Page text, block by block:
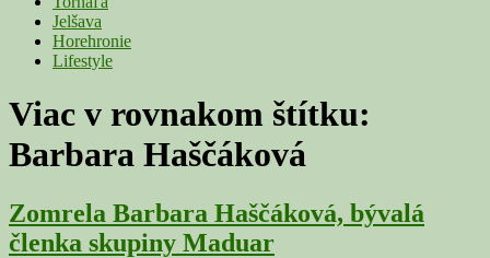
Jelšava
Horehronie
Lifestyle
Viac v rovnakom štítku:
Barbara Haščáková
Zomrela Barbara Haščáková, bývalá
členka skupiny Maduar